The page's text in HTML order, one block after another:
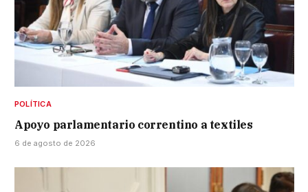
POLÍTICA
Apoyo parlamentario correntino a textiles
6 de agosto de 2026